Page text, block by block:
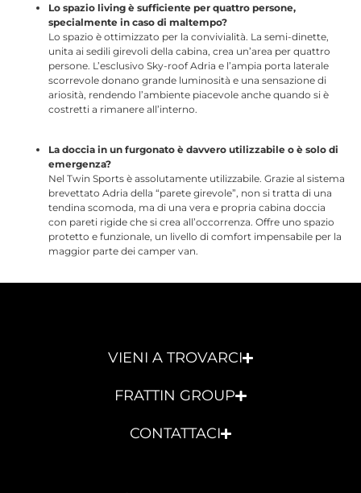
Lo spazio living è sufficiente per quattro persone,
specialmente in caso di maltempo?
Lo spazio è ottimizzato per la convivialità. La semi-dinette,
unita ai sedili girevoli della cabina, crea un’area per quattro
persone. L’esclusivo Sky-roof Adria e l’ampia porta laterale
scorrevole donano grande luminosità e una sensazione di
ariosità, rendendo l’ambiente piacevole anche quando si è
costretti a rimanere all’interno.
La doccia in un furgonato è davvero utilizzabile o è solo di
emergenza?
Nel Twin Sports è assolutamente utilizzabile. Grazie al sistema
brevettato Adria della “parete girevole”, non si tratta di una
tendina scomoda, ma di una vera e propria cabina doccia
con pareti rigide che si crea all’occorrenza. Offre uno spazio
protetto e funzionale, un livello di comfort impensabile per la
maggior parte dei camper van.
VIENI A TROVARCI
FRATTIN GROUP
CONTATTACI